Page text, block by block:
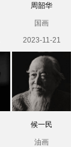
周韶华
国画
2023-11-21
候一民
油画